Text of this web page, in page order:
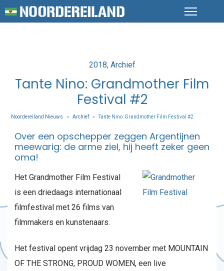
Posted
in
2018 Archief
Tante Nino: Grandmother Film
Festival #2
Noordereiland Nieuws > Archief > Tante Nino: Grandmother Film Festival #2
Over een opschepper zeggen Argentijnen
meewarig: de arme ziel, hij heeft zeker geen
oma!
Het Grandmother Film Festival
is een driedaags internationaal
filmfestival met 26 films van
filmmakers en kunstenaars.
Het festival opent vrijdag 23 november met MOUNTAIN
OF THE STRONG, PROUD WOMEN, een live